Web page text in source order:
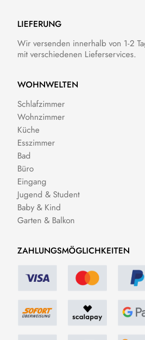
LIEFERUNG
Wir versenden innerhalb von 1-2
mit verschiedenen Lieferservices.
WOHNWELTEN
Schlafzimmer
Wohnzimmer
Küche
Esszimmer
Bad
Büro
Eingang
Jugend & Student
Baby & Kind
Garten & Balkon
ZAHLUNGSMÖGLICHKEITEN